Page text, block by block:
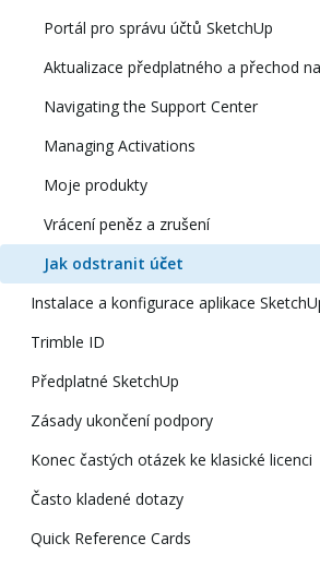
Portál pro správu účtů SketchUp
Navigating the Support Center
Managing Activations
Moje produkty
Vrácení peněz a zrušení
Jak odstranit účet
Instalace a konfigurace aplikace
Trimble ID
Předplatné SketchUp
Zásady ukončení podpory
Konec častých otázek ke klasické licenci
Často kladené dotazy
Quick Reference Cards